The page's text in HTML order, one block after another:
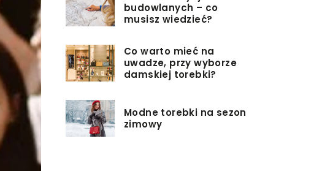
budowlanych – co
musisz wiedzieć?
Co warto mieć na
uwadze, przy wyborze
damskiej torebki?
Modne torebki na sezon
zimowy